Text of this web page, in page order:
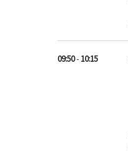
09:50- 10:15